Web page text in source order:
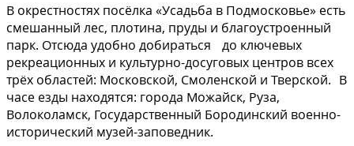
В окрестностях посёлка «Усадьба в Подмосковье» есть
смешанный лес, плотина, пруды и благоустроенный
парк. Отсюда удобно добираться до ключевых
рекреационных и культурно-досуговых центров всех
трёх областей: Московской, Смоленской и Тверской. В
часе езды находятся: города Можайск, Руза,
Волоколамск, Государственный Бородинский военно-
исторический музей-заповедник.